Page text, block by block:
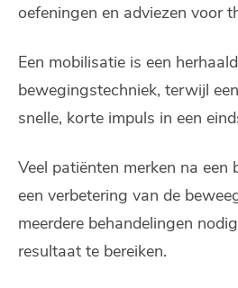
oefeningen en adviezen voor
Een mobilisatie is een
bewegingstechniek, terwijl
snelle, korte impuls in een
Veel patiënten merken na een
een verbetering van de
meerdere behandelingen
resultaat te bereiken.